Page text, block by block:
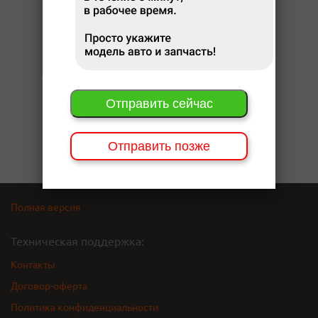
Полная версия
Техническая поддержка:
Контакты
Договор-оферта
Политика конфиденциальности
Отправить сейчас
Отправить позже